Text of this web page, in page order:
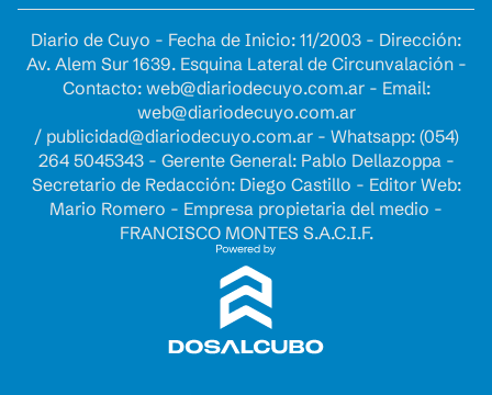
Diario de Cuyo - Fecha de Inicio: 11/2003 - Dirección:
Av. Alem Sur 1639. Esquina Lateral de Circunvalación -
Contacto: web@diariodecuyo.com.ar- Email:
web@diariodecuyo.com.ar
/ publicidad@diariodecuyo.com.ar- Whatsapp: (054)
264 5045343 - Gerente General: Pablo Dellazoppa -
Secretario de Redacción: Diego Castillo - Editor Web:
Mario Romero - Empresa propietaria del medio -
FRANCISCO MONTES S.A.C.I.F.